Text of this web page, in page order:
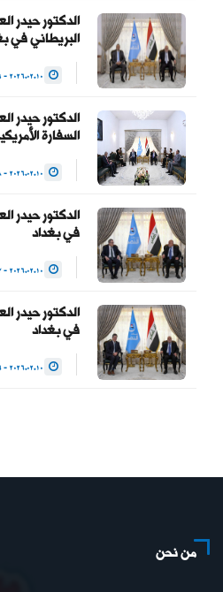
الدكتور حيدر
البريطاني في
الدكتور حيدر
السفارة
الدكتور حيدر
في بغداد
الدكتور حيدر
في بغداد
من نحن